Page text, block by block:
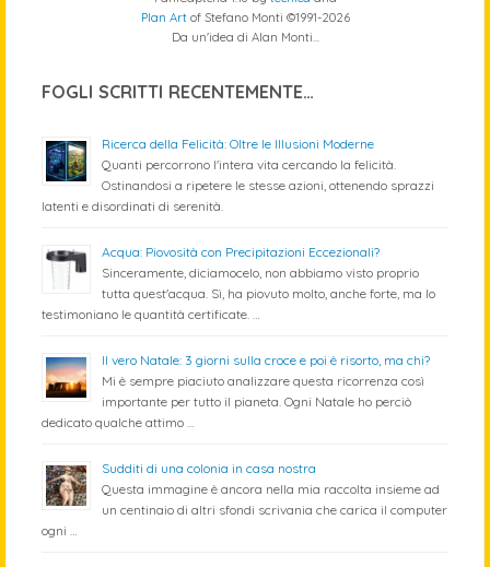
Plan Artof Stefano Monti ©1991-2026
Da un'idea di Alan Monti...
FOGLI SCRITTI RECENTEMENTE…
Ricerca della Felicità: Oltre le Illusioni Moderne
Quanti percorrono l'intera vita cercando la felicità.
Ostinandosi a ripetere le stesse azioni, ottenendo sprazzi
latenti e disordinati di serenità.
Acqua: Piovosità con Precipitazioni Eccezionali?
Sinceramente, diciamocelo, non abbiamo visto proprio
tutta quest'acqua. Sì, ha piovuto molto, anche forte, ma lo
testimoniano le quantità certificate. …
Il vero Natale: 3 giorni sulla croce e poi è risorto, ma chi?
Mi è sempre piaciuto analizzare questa ricorrenza così
importante per tutto il pianeta. Ogni Natale ho perciò
dedicato qualche attimo …
Sudditi di una colonia in casa nostra
Questa immagine è ancora nella mia raccolta insieme ad
un centinaio di altri sfondi scrivania che carica il computer
ogni …